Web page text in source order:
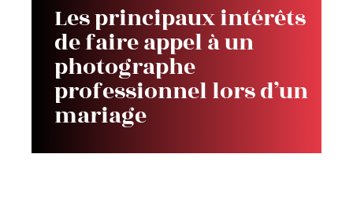
Les principaux intérêts
de faire appel à un
photographe
professionnel lors d’un
mariage